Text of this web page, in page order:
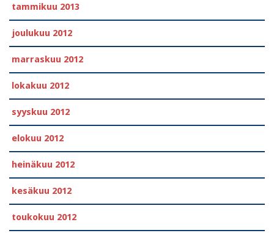
tammikuu 2013
joulukuu 2012
marraskuu 2012
lokakuu 2012
syyskuu 2012
elokuu 2012
heinäkuu 2012
kesäkuu 2012
toukokuu 2012